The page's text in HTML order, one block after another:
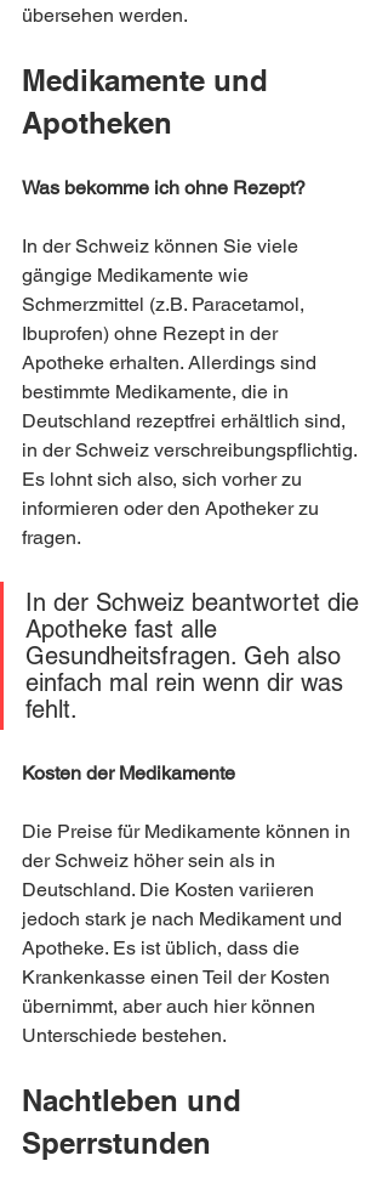
übersehen werden.
Medikamente und
Apotheken
Was bekomme ich ohne Rezept?
In der Schweiz können Sie viele
gängige Medikamente wie
Schmerzmittel (z.B. Paracetamol,
Ibuprofen) ohne Rezept in der
Apotheke erhalten. Allerdings sind
bestimmte Medikamente, die in
Deutschland rezeptfrei erhältlich sind,
in der Schweiz verschreibungspflichtig.
Es lohnt sich also, sich vorher zu
informieren oder den Apotheker zu
fragen.
In der Schweiz beantwortet die
Apotheke fast alle
Gesundheitsfragen. Geh also
einfach mal rein wenn dir was
fehlt.
Kosten der Medikamente
Die Preise für Medikamente können in
der Schweiz höher sein als in
Deutschland. Die Kosten variieren
jedoch stark je nach Medikament und
Apotheke. Es ist üblich, dass die
Krankenkasse einen Teil der Kosten
übernimmt, aber auch hier können
Unterschiede bestehen.
Nachtleben und
Sperrstunden